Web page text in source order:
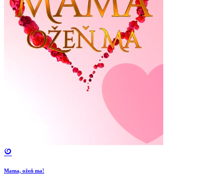
Mama, ožeň ma!